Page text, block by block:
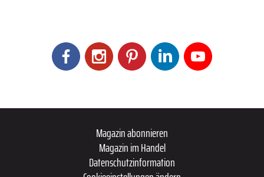
Magazin abonnieren
Magazin im Handel
Datenschutzinformation